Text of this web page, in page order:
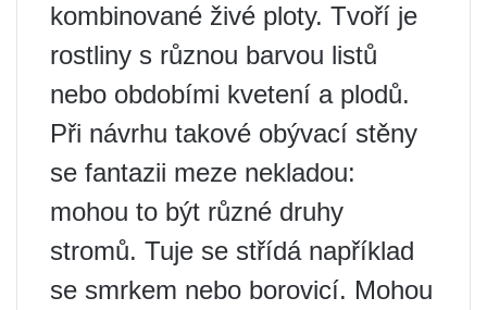
kombinované živé ploty. Tvoří je
rostliny s různou barvou listů
nebo obdobími kvetení a plodů.
Při návrhu takové obývací stěny
se fantazii meze nekladou:
mohou to být různé druhy
stromů. Tuje se střídá například
se smrkem nebo borovicí. Mohou